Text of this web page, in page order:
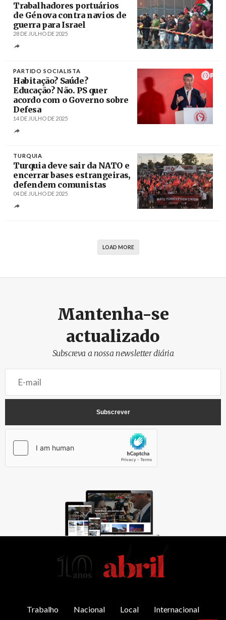
Trabalhadores portuários
de Génova contra navios de
guerra para Israel
28 DE JULHO DE 2025
PARTIDO SOCIALISTA
Habitação? Saúde?
Educação? Não. PS quer
acordo com o Governo sobre
Defesa
14 DE JULHO DE 2025
TURQUIA
Turquia deve sair da NATO e
encerrar bases estrangeiras,
defendem comunistas
04 DE JULHO DE 2025
LOAD MORE
Mantenha-se
actualizado
Subscreva a nossa newsletter diária
Trabalho Nacional Local Internacional